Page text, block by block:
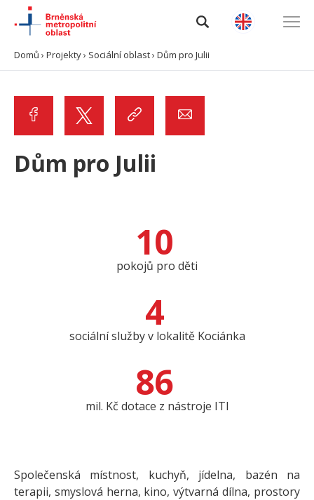
Domů › Projekty› Sociální oblast› Dům pro Julii
Dům pro Julii
10
pokojů pro děti
4
sociální služby v lokalitě Kociánka
86
mil. Kč dotace z nástroje ITI
Společenská místnost, kuchyň, jídelna, bazén na
terapii, smyslová herna, kino, výtvarná dílna, prostory
O BMO
Data a analýzy